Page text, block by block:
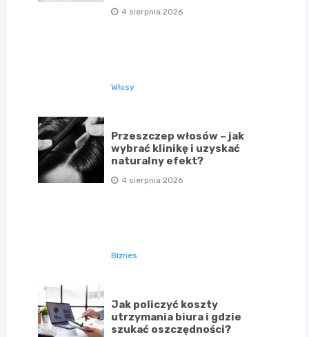
4 sierpnia 2026
Włosy
Przeszczep włosów – jak
wybrać klinikę i uzyskać
naturalny efekt?
4 sierpnia 2026
Biznes
Jak policzyć koszty
utrzymania biura i gdzie
szukać oszczędności?